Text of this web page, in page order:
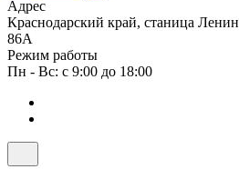
Адрес
Краснодарский край, станица
86А
Режим работы
Пн - Вс: с 9:00 до 18:00